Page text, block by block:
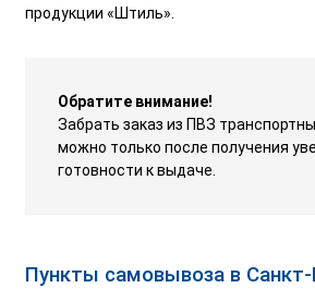
продукции «Штиль».
Обратите внимание!
Забрать заказ из ПВЗ
можно только после получения
готовности к выдаче.
Пункты самовывоза в Санкт-